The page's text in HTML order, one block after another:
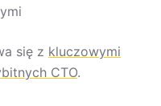
się z kluczowymi
CTO.